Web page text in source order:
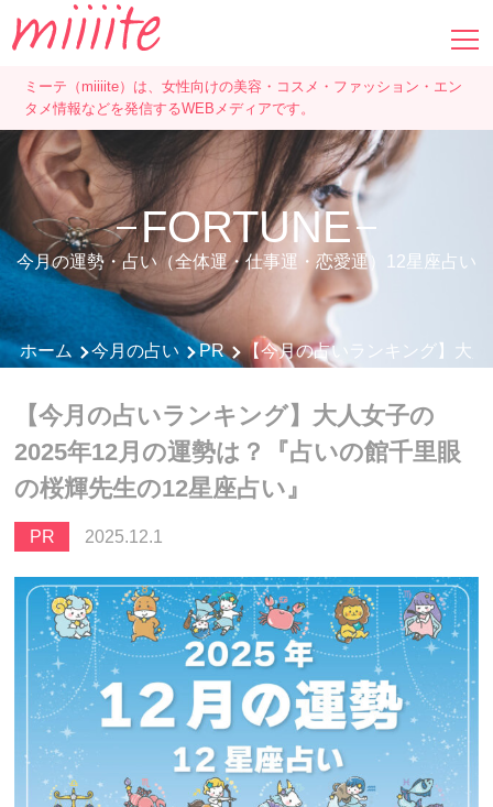
ミーテ（miiiite）は、女性向けの美容・コスメ・ファッション・エン
タメ情報などを発信するWEBメディアです。
FORTUNE
今月の運勢・占い（全体運・仕事運・恋愛運）12星座占い
ホーム 今月の占い PR 【今月の占いランキング】大
【今月の占いランキング】大人女子の
2025年12月の運勢は？『占いの館千里眼
の桜輝先生の12星座占い』
PR 2025.12.1